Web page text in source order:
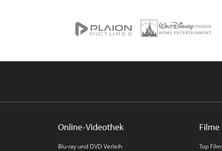
Online-Videothek
Blu-ray und DVD Verleih
Filme
Top